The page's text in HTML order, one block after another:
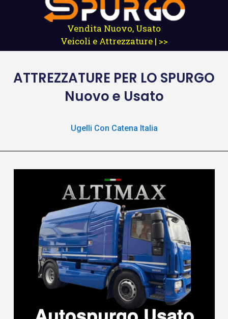
Vendita Nuovo, Usato
Veicoli e Attrezzature | >>
ATTREZZATURE PER LO SPURGO
Nuovo e Usato
Ugelli Con Catena Italia